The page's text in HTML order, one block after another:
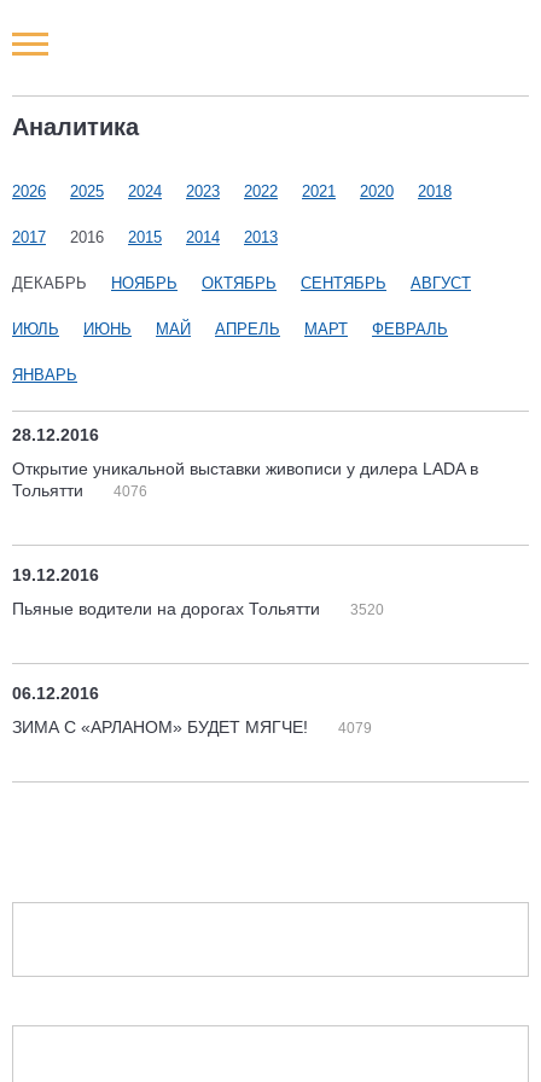
Аналитика
2026 2025 2024 2023 2022 2021 2020 2018
2017 2016 2015 2014 2013
ДЕКАБРЬ НОЯБРЬ ОКТЯБРЬ СЕНТЯБРЬ АВГУСТ
ИЮЛЬ ИЮНЬ МАЙ АПРЕЛЬ МАРТ ФЕВРАЛЬ
ЯНВАРЬ
28.12.2016
Открытие уникальной выставки живописи у дилера LADA в
Тольятти
4076
19.12.2016
Пьяные водители на дорогах Тольятти
3520
06.12.2016
ЗИМА С «АРЛАНОМ» БУДЕТ МЯГЧЕ!
4079
Новости РФ
Наши мероприятия
Статьи